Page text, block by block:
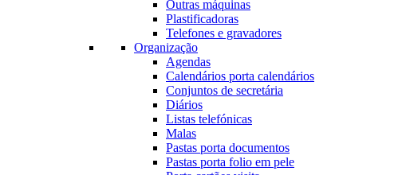
Outras máquinas
Plastificadoras
Telefones e gravadores
Organização
Agendas
Calendários porta calendários
Conjuntos de secretária
Diários
Listas telefónicas
Malas
Pastas porta documentos
Pastas porta folio em pele